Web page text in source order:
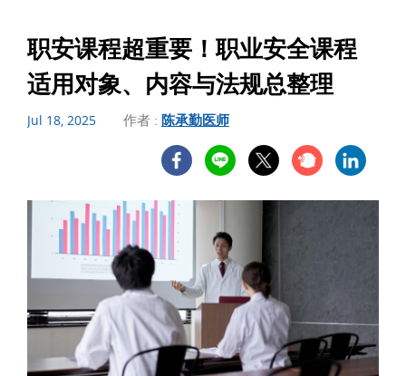
职安课程超重要！职业安全课程
适用对象、内容与法规总整理
Jul 18, 2025 作者 : 陈承勤医师